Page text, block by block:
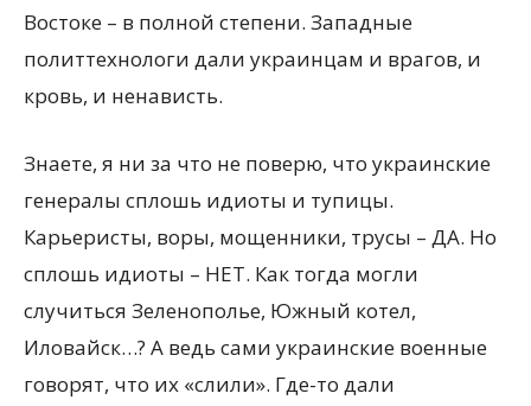
Востоке – в полной степени. Западные
политтехнологи дали украинцам и врагов, и
кровь, и ненависть.
Знаете, я ни за что не поверю, что украинские
генералы сплошь идиоты и тупицы.
Карьеристы, воры, мощенники, трусы – ДА. Но
сплошь идиоты – НЕТ. Как тогда могли
случиться Зеленополье, Южный котел,
Иловайск…? А ведь сами украинские военные
говорят, что их «слили». Где-то дали